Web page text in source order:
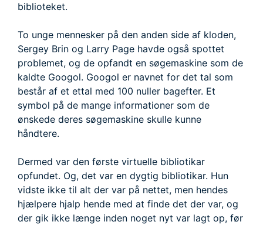
biblioteket.
To unge mennesker på den anden side af kloden,
Sergey Brin og Larry Page havde også spottet
problemet, og de opfandt en søgemaskine som de
kaldte Googol. Googol er navnet for det tal som
består af et ettal med 100 nuller bagefter. Et
symbol på de mange informationer som de
ønskede deres søgemaskine skulle kunne
håndtere.
Dermed var den første virtuelle bibliotikar
opfundet. Og, det var en dygtig bibliotikar. Hun
vidste ikke til alt der var på nettet, men hendes
hjælpere hjalp hende med at finde det der var, og
der gik ikke længe inden noget nyt var lagt op, før